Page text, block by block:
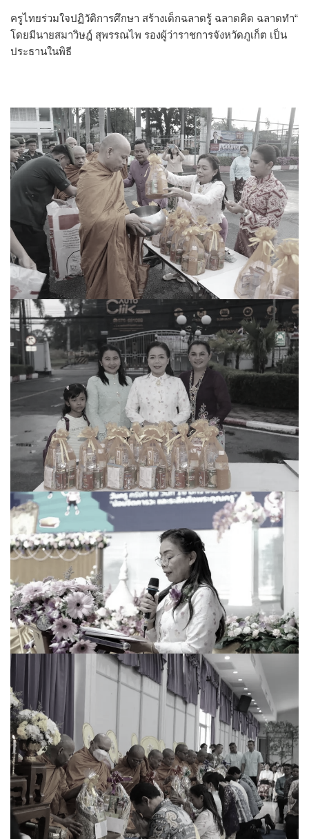
ครูไทยร่วมใจปฏิวัติการศึกษา สร้างเด็กฉลาดรู้ ฉลาดคิด ฉลาดทำ“
โดยมีนายสมาวิษฎ์ สุพรรณไพ รองผู้ว่าราชการจังหวัดภูเก็ต เป็น
ประธานในพิธี